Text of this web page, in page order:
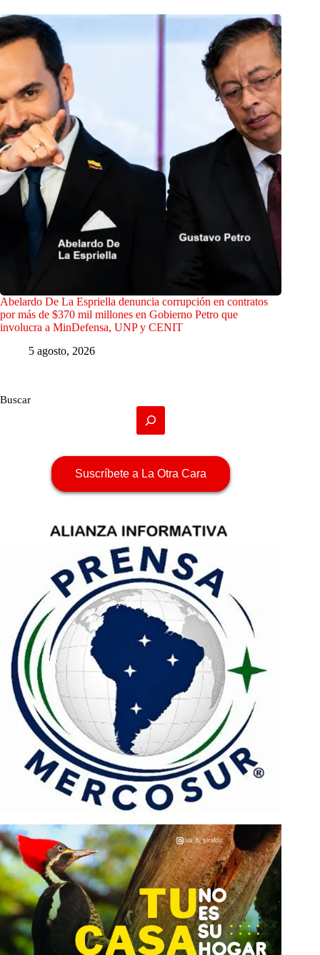
Abelardo De La Espriella denuncia corrupción en contratos
por más de $370 mil millones en Gobierno Petro que
involucra a MinDefensa, UNP y CENIT
5 agosto, 2026
Buscar
Suscríbete a La Otra Cara